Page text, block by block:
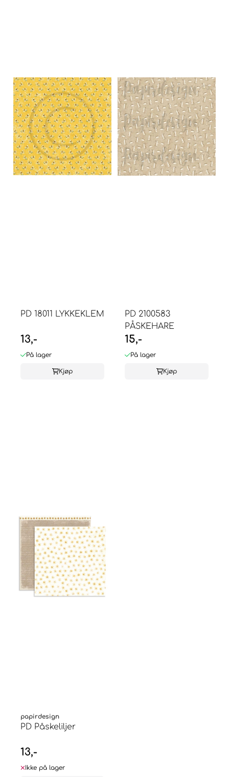
PD 18011 LYKKEKLEM
13,-
På lager
Kjøp
PD 2100583
PÅSKEHARE
15,-
På lager
Kjøp
papirdesign
PD Påskeliljer
13,-
Ikke på lager